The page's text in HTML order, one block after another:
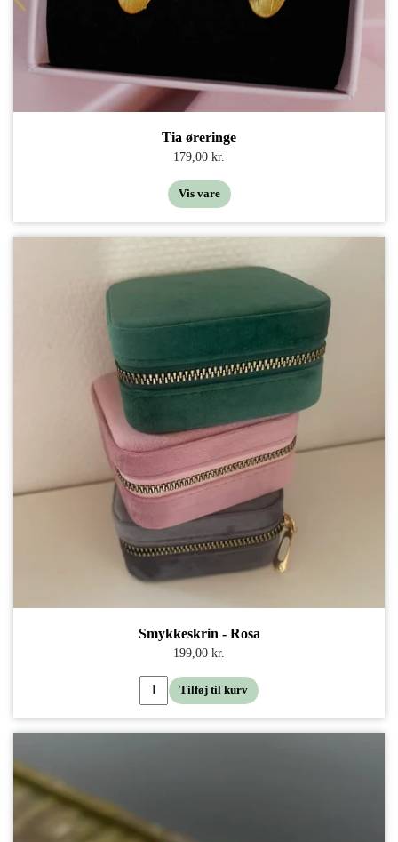
Tia øreringe
179,00 kr.
Vis vare
Smykkeskrin - Rosa
199,00 kr.
Tilføj til kurv